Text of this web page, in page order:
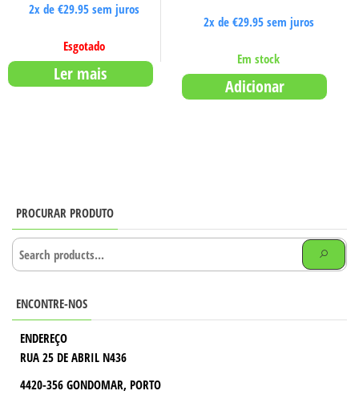
2x de€29.95 sem juros
Esgotado
Ler mais
2x de €29.95sem juros
Em stock
Adicionar
PROCURAR PRODUTO
ENCONTRE-NOS
ENDEREÇO
RUA 25 DE ABRIL N436
4420-356 GONDOMAR, PORTO